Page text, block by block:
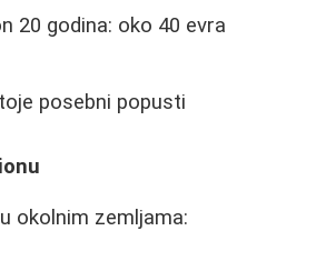
20 godina: oko 40 evra
posebni popusti
okolnim zemljama: